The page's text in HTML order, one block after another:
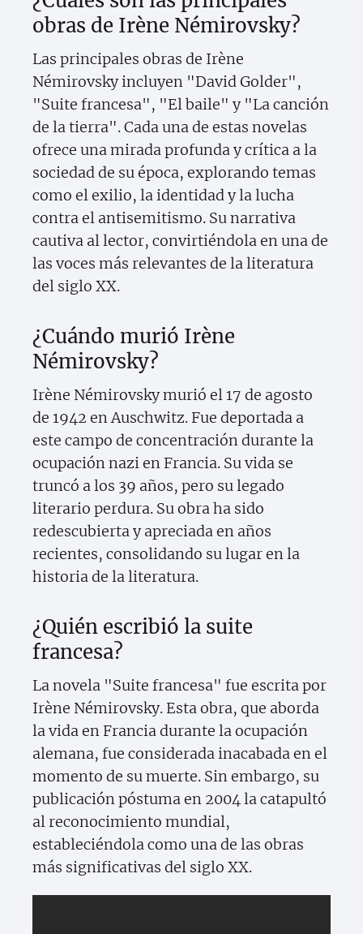
obras de Irène Némirovsky?
Las principales obras de Irène
Némirovsky incluyen "David Golder",
"Suite francesa", "El baile" y "La canción
de la tierra". Cada una de estas novelas
ofrece una mirada profunda y crítica a la
sociedad de su época, explorando temas
como el exilio, la identidad y la lucha
contra el antisemitismo. Su narrativa
cautiva al lector, convirtiéndola en una de
las voces más relevantes de la literatura
del siglo XX.
¿Cuándo murió Irène
Némirovsky?
Irène Némirovsky murió el 17 de agosto
de 1942 en Auschwitz. Fue deportada a
este campo de concentración durante la
ocupación nazi en Francia. Su vida se
truncó a los 39 años, pero su legado
literario perdura. Su obra ha sido
redescubierta y apreciada en años
recientes, consolidando su lugar en la
historia de la literatura.
¿Quién escribió la suite
francesa?
La novela "Suite francesa" fue escrita por
Irène Némirovsky. Esta obra, que aborda
la vida en Francia durante la ocupación
alemana, fue considerada inacabada en el
momento de su muerte. Sin embargo, su
publicación póstuma en 2004 la catapultó
al reconocimiento mundial,
estableciéndola como una de las obras
más significativas del siglo XX.